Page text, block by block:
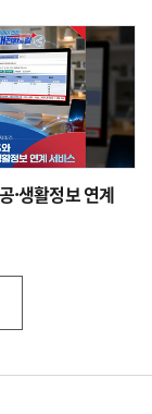
·생활정보 연계